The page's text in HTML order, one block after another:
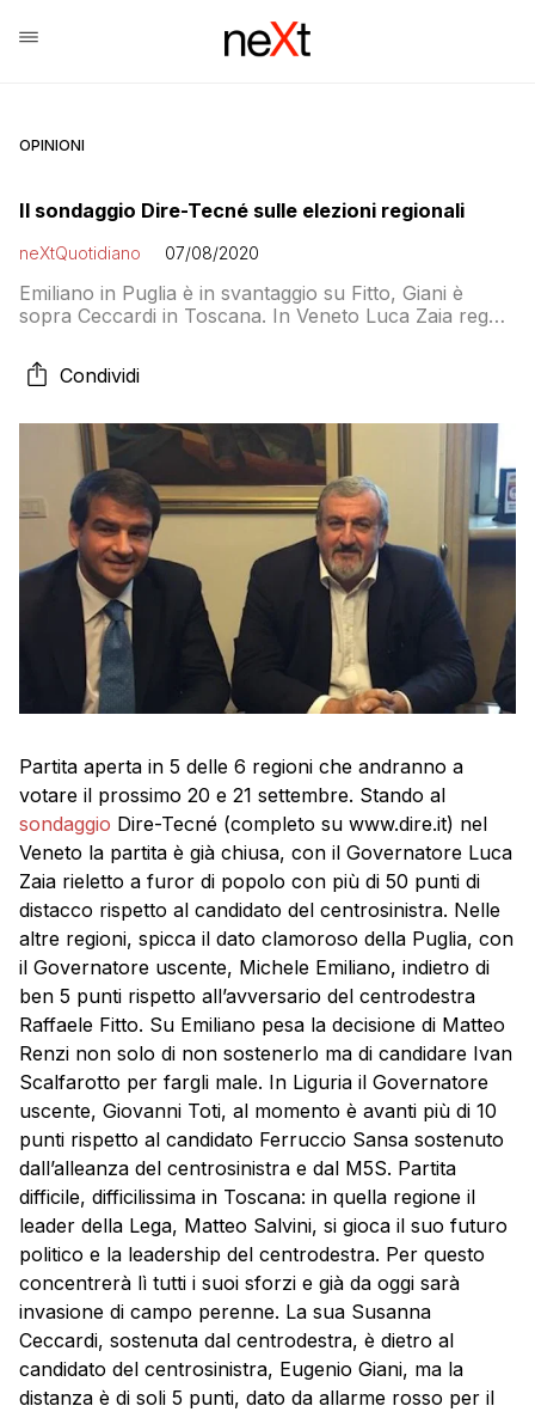
OPINIONI
Il sondaggio Dire-Tecné sulle elezioni regionali
neXtQuotidiano 07/08/2020
Emiliano in Puglia è in svantaggio su Fitto, Giani è
sopra Ceccardi in Toscana. In Veneto Luca Zaia regna
Condividi
Partita aperta in 5 delle 6 regioni che andranno a
votare il prossimo 20 e 21 settembre. Stando al
sondaggio Dire-Tecné (completo su www.dire.it) nel
Veneto la partita è già chiusa, con il Governatore Luca
Zaia rieletto a furor di popolo con più di 50 punti di
distacco rispetto al candidato del centrosinistra. Nelle
altre regioni, spicca il dato clamoroso della Puglia, con
il Governatore uscente, Michele Emiliano, indietro di
ben 5 punti rispetto all’avversario del centrodestra
Raffaele Fitto. Su Emiliano pesa la decisione di Matteo
Renzi non solo di non sostenerlo ma di candidare Ivan
Scalfarotto per fargli male. In Liguria il Governatore
uscente, Giovanni Toti, al momento è avanti più di 10
punti rispetto al candidato Ferruccio Sansa sostenuto
dall’alleanza del centrosinistra e dal M5S. Partita
difficile, difficilissima in Toscana: in quella regione il
leader della Lega, Matteo Salvini, si gioca il suo futuro
politico e la leadership del centrodestra. Per questo
concentrerà lì tutti i suoi sforzi e già da oggi sarà
invasione di campo perenne. La sua Susanna
Ceccardi, sostenuta dal centrodestra, è dietro al
candidato del centrosinistra, Eugenio Giani, ma la
distanza è di soli 5 punti, dato da allarme rosso per il